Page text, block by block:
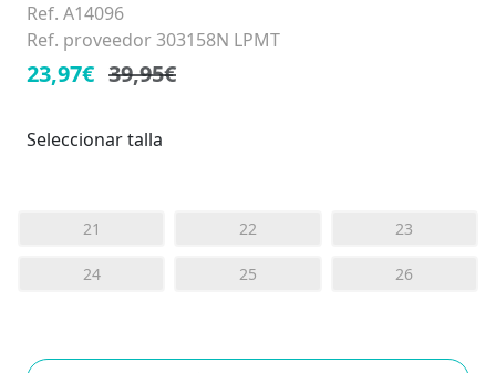
Ref. A14096
Ref. proveedor 303158N LPMT
23,97€ 39,95€
Seleccionar talla
21 22 23
24 25 26